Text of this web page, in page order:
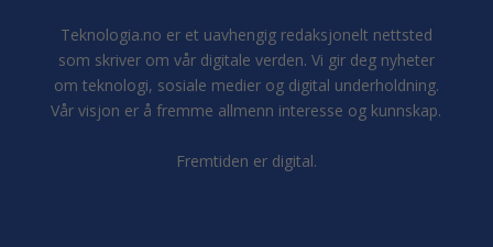
Teknologia.no er et uavhengig redaksjonelt nettsted
som skriver om vår digitale verden. Vi gir deg nyheter
om teknologi, sosiale medier og digital underholdning.
Vår visjon er å fremme allmenn interesse og kunnskap.
Fremtiden er digital.